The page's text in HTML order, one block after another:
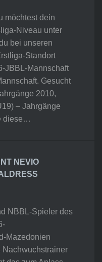
möchtest dein
Niveau unter
bei unseren
Standort
JBBL-Mannschaft
Gesucht
2010,
– Jahrgänge
diese…
NEVIO
NBBL-Spieler des
Mazedonien
Nachwuchstrainer